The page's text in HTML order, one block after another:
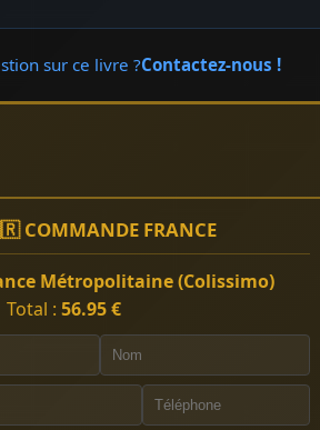
sur ce livre ?Contactez-nous !
COMMANDE FRANCE
Métropolitaine (Colissimo)
: 56.95 €